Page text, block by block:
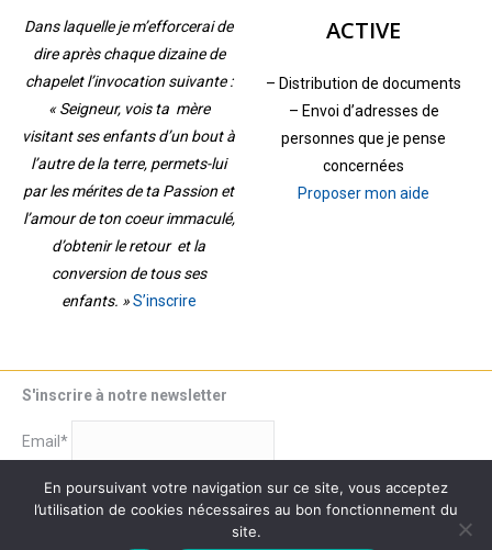
Dans laquelle je m’efforcerai de
dire après chaque dizaine de
chapelet l’invocation suivante :
« Seigneur, vois ta mère
visitant ses enfants d’un bout à
l’autre de la terre, permets-lui
par les mérites de ta Passion et
l’amour de ton coeur immaculé,
d’obtenir le retour et la
conversion de tous ses
enfants. » S’inscrire
ACTIVE
– Distribution de documents
– Envoi d’adresses de
personnes que je pense
concernées
Proposer mon aide
S'inscrire à notre newsletter
Email*
En poursuivant votre navigation sur ce site, vous acceptez
l’utilisation de cookies nécessaires au bon fonctionnement du
site.